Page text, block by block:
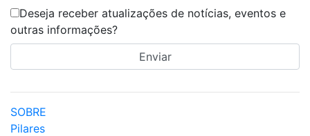
Deseja receber atualizações de notícias, eventos e
outras informações?
SOBRE
Pilares